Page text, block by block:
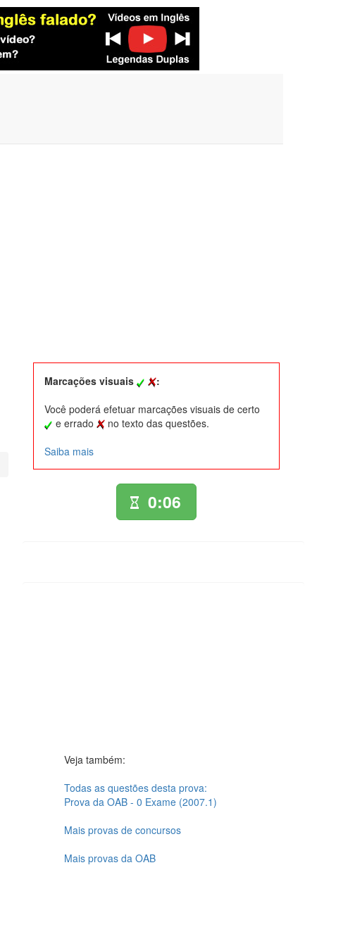
Marcações visuais
:
Você poderá efetuar marcações visuais de certo
e errado
no texto das questões.
Saiba mais
0:06
Veja também:
Todas as questões desta prova:
Prova da OAB - 0 Exame (2007.1)
Mais provas de concursos
Mais provas da OAB